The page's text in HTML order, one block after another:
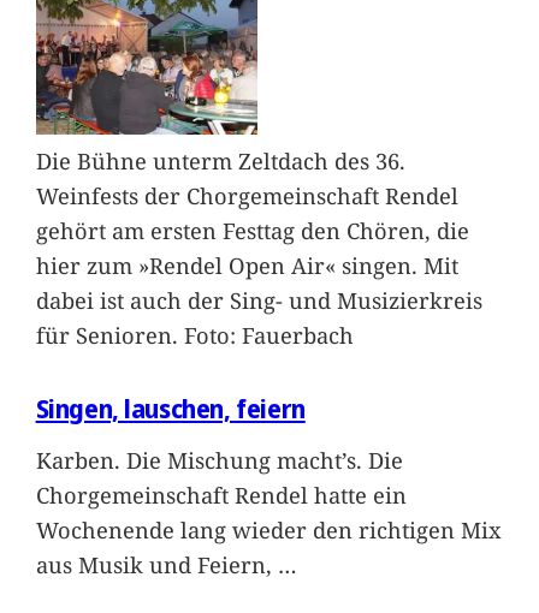
Die Bühne unterm Zeltdach des 36.
Weinfests der Chorgemeinschaft Rendel
gehört am ersten Festtag den Chören, die
hier zum »Rendel Open Air« singen. Mit
dabei ist auch der Sing- und Musizierkreis
für Senioren. Foto: Fauerbach
Singen, lauschen, feiern
Karben. Die Mischung macht’s. Die
Chorgemeinschaft Rendel hatte ein
Wochenende lang wieder den richtigen Mix
aus Musik und Feiern, …